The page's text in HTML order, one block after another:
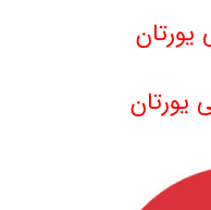
یورتان